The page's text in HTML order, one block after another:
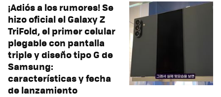
¡Adiós a los rumores! Se
hizo oficial el Galaxy Z
TriFold, el primer celular
plegable con pantalla
triple y diseño tipo G de
Samsung:
características y fecha
de lanzamiento